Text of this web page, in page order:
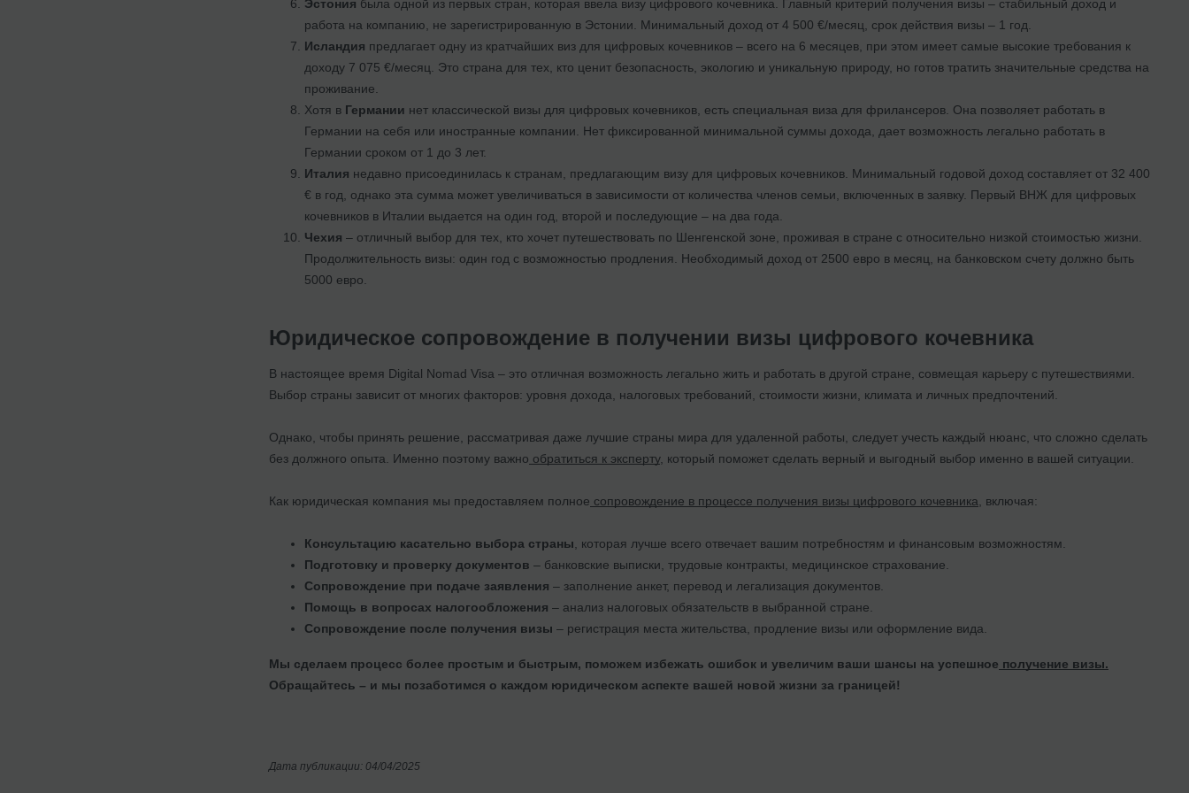
Эстония была одной из первых стран, которая ввела визу цифрового кочевника. Главный критерий получения визы – стабильный доход и
работа на компанию, не зарегистрированную в Эстонии. Минимальный доход от 4 500 €/месяц, срок действия визы – 1 год.
Исландия предлагает одну из кратчайших виз для цифровых кочевников – всего на 6 месяцев, при этом имеет самые высокие требования к
доходу 7 075 €/месяц. Это страна для тех, кто ценит безопасность, экологию и уникальную природу, но готов тратить значительные средства на
проживание.
Хотя в Германии нет классической визы для цифровых кочевников, есть специальная виза для фрилансеров. Она позволяет работать в
Германии на себя или иностранные компании. Нет фиксированной минимальной суммы дохода, дает возможность легально работать в
Германии сроком от 1 до 3 лет.
Италия недавно присоединилась к странам, предлагающим визу для цифровых кочевников. Минимальный годовой доход составляет от 32 400
€ в год, однако эта сумма может увеличиваться в зависимости от количества членов семьи, включенных в заявку. Первый ВНЖ для цифровых
кочевников в Италии выдается на один год, второй и последующие – на два года.
Чехия – отличный выбор для тех, кто хочет путешествовать по Шенгенской зоне, проживая в стране с относительно низкой стоимостью жизни.
Продолжительность визы: один год с возможностью продления. Необходимый доход от 2500 евро в месяц, на банковском счету должно быть
5000 евро.
Юридическое сопровождение в получении визы цифрового кочевника
В настоящее время Digital Nomad Visa – это отличная возможность легально жить и работать в другой стране, совмещая карьеру с путешествиями.
Выбор страны зависит от многих факторов: уровня дохода, налоговых требований, стоимости жизни, климата и личных предпочтений.
Однако, чтобы принять решение, рассматривая даже лучшие страны мира для удаленной работы, следует учесть каждый нюанс, что сложно сделать
без должного опыта. Именно поэтому важно обратиться к эксперту, который поможет сделать верный и выгодный выбор именно в вашей ситуации.
Как юридическая компания мы предоставляем полное сопровождение в процессе получения визы цифрового кочевника , включая:
Консультацию касательно выбора страны , которая лучше всего отвечает вашим потребностям и финансовым возможностям.
Подготовку и проверку документов – банковские выписки, трудовые контракты, медицинское страхование.
Сопровождение при подаче заявления – заполнение анкет, перевод и легализация документов.
Помощь в вопросах налогообложения – анализ налоговых обязательств в выбранной стране.
Сопровождение после получения визы – регистрация места жительства, продление визы или оформление вида.
Мы сделаем процесс более простым и быстрым, поможем избежать ошибок и увеличим ваши шансы на успешное получение визы.
Обращайтесь – и мы позаботимся о каждом юридическом аспекте вашей новой жизни за границей!
Дата публикации: 04/04/2025